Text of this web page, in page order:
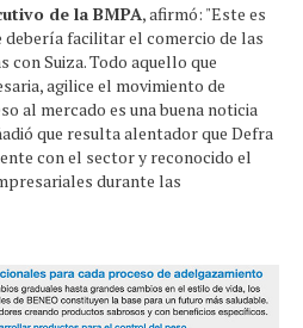
de la BMPA, afirmó: "Este es
debería facilitar el comercio de las
con Suiza. Todo aquello que
agilice el movimiento de
al mercado es una buena noticia
que resulta alentador que Defra
con el sector y reconocido el
durante las